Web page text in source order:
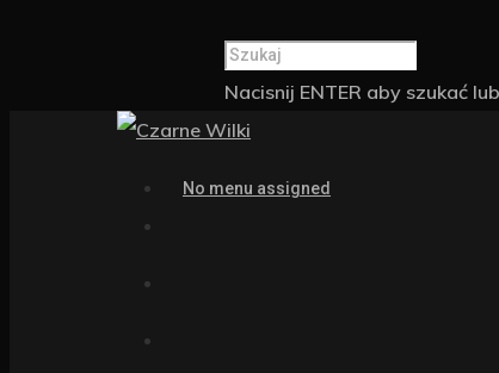
Nacisnij ENTER aby szukać
No menu assigned